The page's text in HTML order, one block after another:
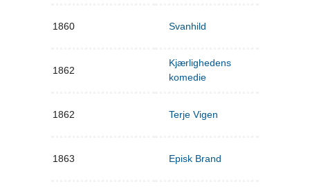
1860 Svanhild
1862
Kjærlighedens
komedie
1862 Terje Vigen
1863 Episk Brand